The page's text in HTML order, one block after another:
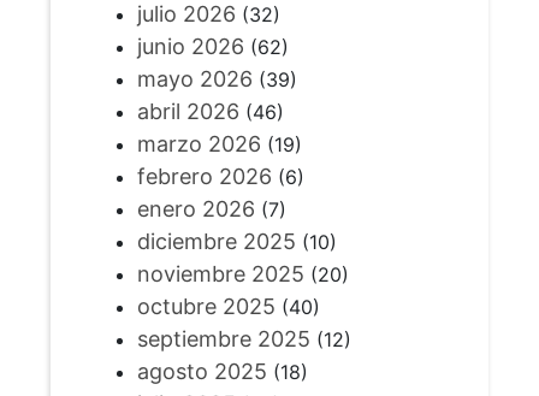
julio 2026 (32)
junio 2026 (62)
mayo 2026 (39)
abril 2026 (46)
marzo 2026 (19)
febrero 2026 (6)
enero 2026 (7)
diciembre 2025 (10)
noviembre 2025 (20)
octubre 2025 (40)
septiembre 2025 (12)
agosto 2025 (18)